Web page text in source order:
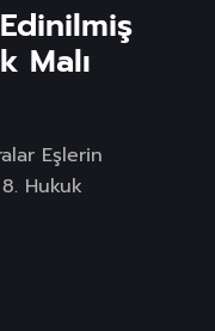
Malı
Eşlerin
8. Hukuk